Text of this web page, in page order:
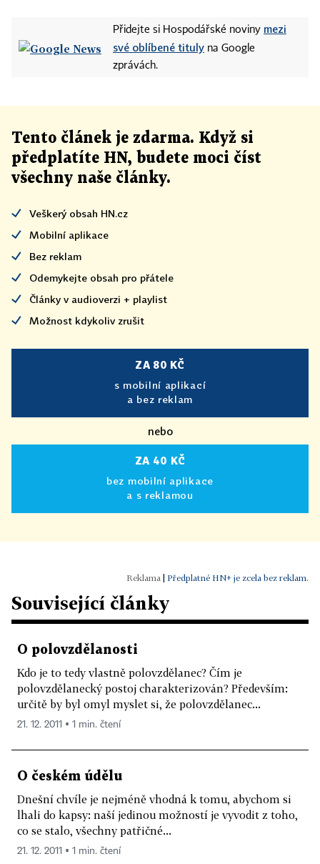
Přidejte si Hospodářské noviny mezi
své oblíbené tituly na Google
zprávách.
Tento článek je zdarma. Když si
předplatíte HN, budete moci číst
všechny naše články.
Veškerý obsah HN.cz
Mobilní aplikace
Bez reklam
Odemykejte obsah pro přátele
Články v audioverzi + playlist
Možnost kdykoliv zrušit
ZA 80 KČ
s mobilní aplikací
a bez reklam
nebo
ZA 40 KČ
bez mobilní aplikace
a s reklamou
Předplatné HN+ je zcela bez reklam.
Související články
O polovzdělanosti
Kdo je to tedy vlastně polovzdělanec? Čím je
polovzdělanecký postoj charakterizován? Především:
určitě by byl omyl myslet si, že polovzdělanec...
21. 12. 2011 ▪ 1 min. čtení
O českém údělu
Dnešní chvíle je nejméně vhodná k tomu, abychom si
lhali do kapsy: naší jedinou možností je vyvodit z toho,
co se stalo, všechny patřičné...
21. 12. 2011 ▪ 1 min. čtení